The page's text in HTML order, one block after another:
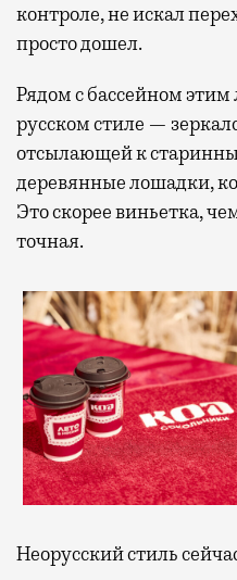
контроле, не искал
просто дошел.
Рядом с бассейном этим
русском стиле —
отсылающей к
деревянные лошадки,
Это скорее виньетка,
точная.
Неорусский стиль